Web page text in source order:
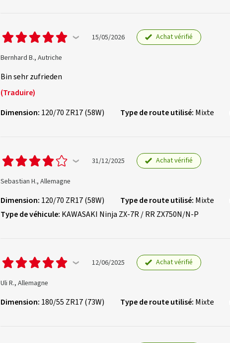
15/05/2026 Achat vérifié
Bernhard B., Autriche
Bin sehr zufrieden
(Traduire)
Dimension: 120/70 ZR17 (58W) Type de route utilisé: Mixte
31/12/2025 Achat vérifié
Sebastian H., Allemagne
Dimension: 120/70 ZR17 (58W) Type de route utilisé: Mixte
Type de véhicule: KAWASAKI Ninja ZX-7R / RR ZX750N/N-P
12/06/2025 Achat vérifié
Uli R., Allemagne
Dimension: 180/55 ZR17 (73W) Type de route utilisé: Mixte